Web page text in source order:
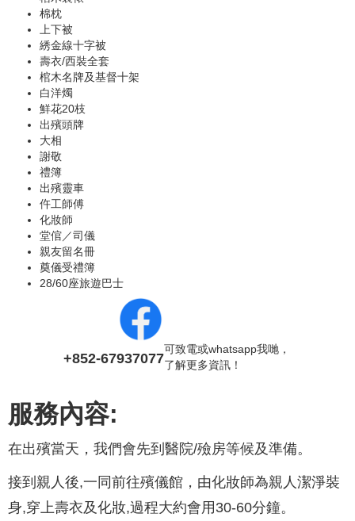
棉枕
上下被
綉金線十字被
壽衣/西裝全套
棺木名牌及基督十架
白洋燭
鮮花20枝
出殯頭牌
大相
謝敬
禮簿
出殯靈車
仵工師傅
化妝師
堂倌／司儀
親友留名冊
奠儀受禮簿
28/60座旅遊巴士
+852-67937077
可致電或whatsapp我哋，
了解更多資訊！
服務內容:
在出殯當天，我們會先到醫院/殮房等候及準備。
接到親人後,一同前往殯儀館，由化妝師為親人潔淨裝
身,穿上壽衣及化妝,過程大約會用30-60分鐘。